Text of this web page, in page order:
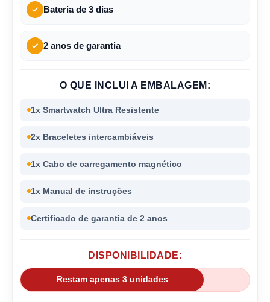
Bateria de 3 dias
2 anos de garantia
O QUE INCLUI A EMBALAGEM:
1x Smartwatch Ultra Resistente
2x Braceletes intercambiáveis
1x Cabo de carregamento magnético
1x Manual de instruções
Certificado de garantia de 2 anos
DISPONIBILIDADE:
Restam apenas 3 unidades